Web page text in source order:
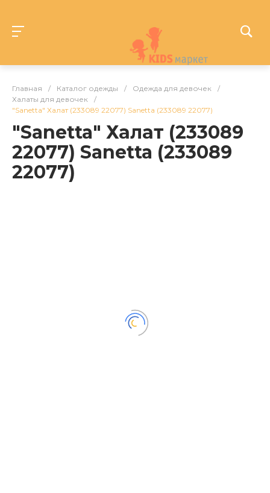
Главная / Каталог одежды / Одежда для девочек
/
Халаты для девочек
/
"Sanetta" Халат (233089 22077) Sanetta (233089 22077)
"Sanetta" Халат (233089
22077) Sanetta (233089
22077)